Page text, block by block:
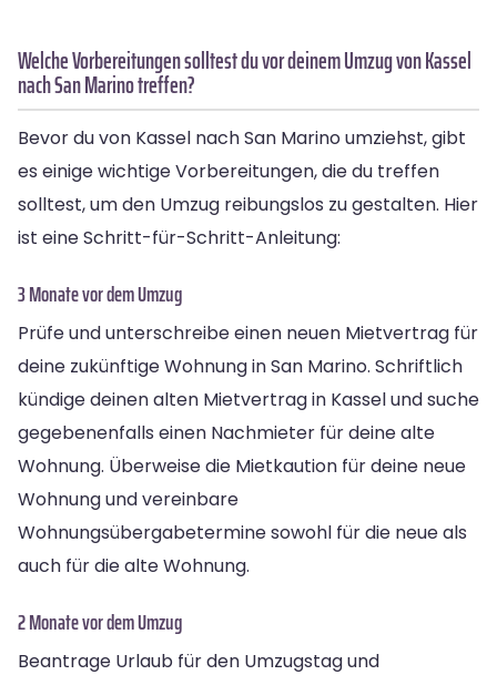
Welche Vorbereitungen solltest du vor deinem Umzug von Kassel
nach San Marino treffen?
Bevor du von Kassel nach San Marino umziehst, gibt
es einige wichtige Vorbereitungen, die du treffen
solltest, um den Umzug reibungslos zu gestalten. Hier
ist eine Schritt-für-Schritt-Anleitung:
3 Monate vor dem Umzug
Prüfe und unterschreibe einen neuen Mietvertrag für
deine zukünftige Wohnung in San Marino. Schriftlich
kündige deinen alten Mietvertrag in Kassel und suche
gegebenenfalls einen Nachmieter für deine alte
Wohnung. Überweise die Mietkaution für deine neue
Wohnung und vereinbare
Wohnungsübergabetermine sowohl für die neue als
auch für die alte Wohnung.
2 Monate vor dem Umzug
Beantrage Urlaub für den Umzugstag und